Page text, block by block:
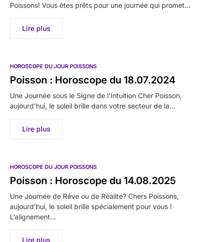
Poissons! Vous êtes prêts pour une journée qui promet…
Lire plus
HOROSCOPE DU JOUR POISSONS
Poisson : Horoscope du 18.07.2024
Une Journée sous le Signe de l’Intuition Cher Poisson,
aujourd’hui, le soleil brille dans votre secteur de la…
Lire plus
HOROSCOPE DU JOUR POISSONS
Poisson : Horoscope du 14.08.2025
Une Journée de Rêve ou de Réalité? Chers Poissons,
aujourd’hui, le soleil brille spécialement pour vous !
L’alignement…
Lire plus